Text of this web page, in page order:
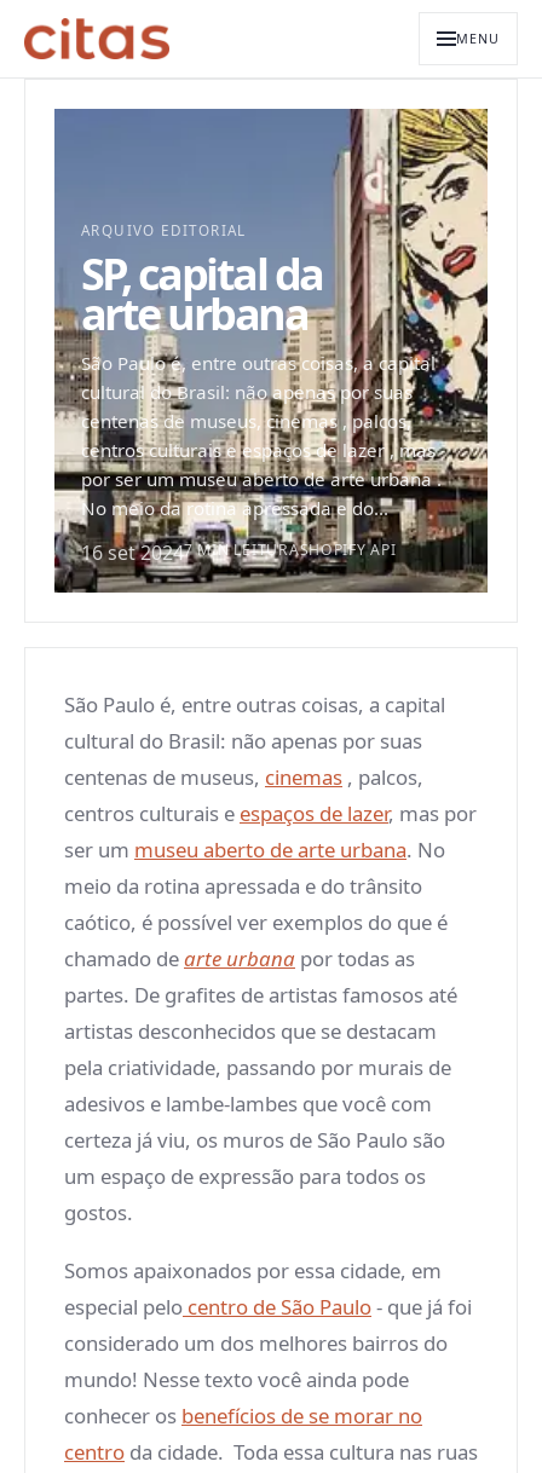
MENU
ARQUIVO EDITORIAL
SP, capital da
arte urbana
São Paulo é, entre outras coisas, a capital
cultural do Brasil: não apenas por suas
centenas de museus, cinemas , palcos,
centros culturais e espaços de lazer , mas
por ser um museu aberto de arte urbana .
No meio da rotina apressada e do...
16 set 20247 MIN LEITURASHOPIFY API
São Paulo é, entre outras coisas, a capital
cultural do Brasil: não apenas por suas
centenas de museus, cinemas , palcos,
centros culturais e espaços de lazer, mas por
ser um museu aberto de arte urbana. No
meio da rotina apressada e do trânsito
caótico, é possível ver exemplos do que é
chamado dearte urbana por todas as
partes. De grafites de artistas famosos até
artistas desconhecidos que se destacam
pela criatividade, passando por murais de
adesivos e lambe-lambes que você com
certeza já viu, os muros de São Paulo são
um espaço de expressão para todos os
gostos.
Somos apaixonados por essa cidade, em
especial pelo centro de São Paulo- que já foi
considerado um dos melhores bairros do
mundo! Nesse texto você ainda pode
conhecer os benefícios de se morar no
centro da cidade. Toda essa cultura nas ruas